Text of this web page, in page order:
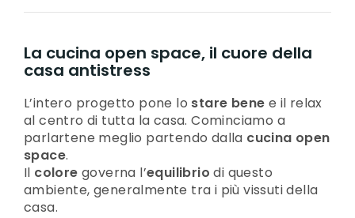
La cucina open space, il cuore della
casa antistress
L’intero progetto pone lo stare bene e il relax
al centro di tutta la casa. Cominciamo a
parlartene meglio partendo dalla cucina open
space.
Il colore governa l’equilibrio di questo
ambiente, generalmente tra i più vissuti della
casa.